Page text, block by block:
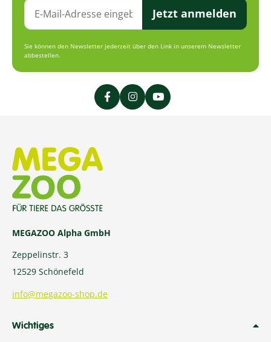
Jetzt anmelden
Sie können den Newsletter jederzeit über den Link in unserem Newsletter
abbestellen.
MEGAZOO Alpha GmbH
Zeppelinstr. 3
12529 Schönefeld
info@megazoo-shop.de
Wichtiges